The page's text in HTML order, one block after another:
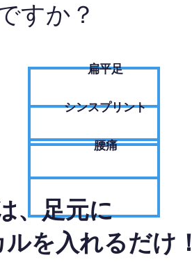
すか？
扁平足
シンスプリント
腰痛
、足元に
を入れるだけ！